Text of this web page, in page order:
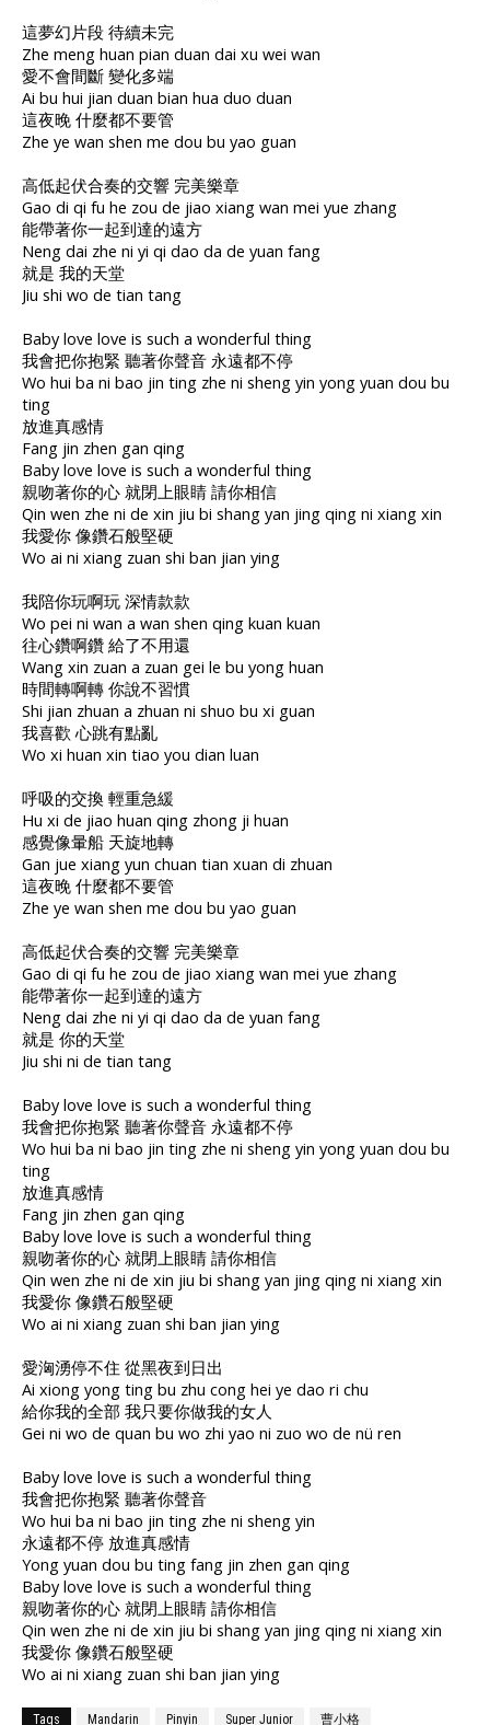
這夢幻片段 待續未完
Zhe meng huan pian duan dai xu wei wan
愛不會間斷 變化多端
Ai bu hui jian duan bian hua duo duan
這夜晚 什麼都不要管
Zhe ye wan shen me dou bu yao guan
高低起伏合奏的交響 完美樂章
Gao di qi fu he zou de jiao xiang wan mei yue zhang
能帶著你一起到達的遠方
Neng dai zhe ni yi qi dao da de yuan fang
就是 我的天堂
Jiu shi wo de tian tang
Baby love love is such a wonderful thing
我會把你抱緊 聽著你聲音 永遠都不停
Wo hui ba ni bao jin ting zhe ni sheng yin yong yuan dou bu
ting
放進真感情
Fang jin zhen gan qing
Baby love love is such a wonderful thing
親吻著你的心 就閉上眼睛 請你相信
Qin wen zhe ni de xin jiu bi shang yan jing qing ni xiang xin
我愛你 像鑽石般堅硬
Wo ai ni xiang zuan shi ban jian ying
我陪你玩啊玩 深情款款
Wo pei ni wan a wan shen qing kuan kuan
往心鑽啊鑽 給了不用還
Wang xin zuan a zuan gei le bu yong huan
時間轉啊轉 你說不習慣
Shi jian zhuan a zhuan ni shuo bu xi guan
我喜歡 心跳有點亂
Wo xi huan xin tiao you dian luan
呼吸的交換 輕重急緩
Hu xi de jiao huan qing zhong ji huan
感覺像暈船 天旋地轉
Gan jue xiang yun chuan tian xuan di zhuan
這夜晚 什麼都不要管
Zhe ye wan shen me dou bu yao guan
高低起伏合奏的交響 完美樂章
Gao di qi fu he zou de jiao xiang wan mei yue zhang
能帶著你一起到達的遠方
Neng dai zhe ni yi qi dao da de yuan fang
就是 你的天堂
Jiu shi ni de tian tang
Baby love love is such a wonderful thing
我會把你抱緊 聽著你聲音 永遠都不停
Wo hui ba ni bao jin ting zhe ni sheng yin yong yuan dou bu
ting
放進真感情
Fang jin zhen gan qing
Baby love love is such a wonderful thing
親吻著你的心 就閉上眼睛 請你相信
Qin wen zhe ni de xin jiu bi shang yan jing qing ni xiang xin
我愛你 像鑽石般堅硬
Wo ai ni xiang zuan shi ban jian ying
愛洶湧停不住 從黑夜到日出
Ai xiong yong ting bu zhu cong hei ye dao ri chu
給你我的全部 我只要你做我的女人
Gei ni wo de quan bu wo zhi yao ni zuo wo de nü ren
Baby love love is such a wonderful thing
我會把你抱緊 聽著你聲音
Wo hui ba ni bao jin ting zhe ni sheng yin
永遠都不停 放進真感情
Yong yuan dou bu ting fang jin zhen gan qing
Baby love love is such a wonderful thing
親吻著你的心 就閉上眼睛 請你相信
Qin wen zhe ni de xin jiu bi shang yan jing qing ni xiang xin
我愛你 像鑽石般堅硬
Wo ai ni xiang zuan shi ban jian ying
Tags Mandarin Pinyin Super Junior
曹小格